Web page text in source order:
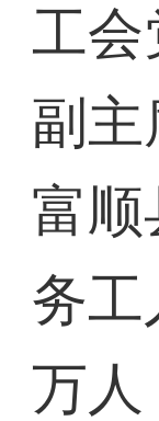
工会
副主
富顺
务工
万人